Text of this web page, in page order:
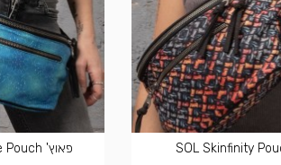
פאוץ' SOL LSD Molecule Pouch